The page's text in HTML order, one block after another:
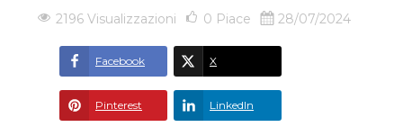
2196 Visualizzazioni 0 Piace 28/07/2024
Facebook X
Pinterest LinkedIn